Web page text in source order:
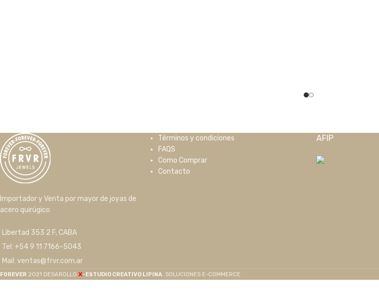
Importador y Venta por mayor de joyas de
acero quirúgico
Libertad 353 2 F, CABA
Tel: +54 9 11 7166-5043
Mail: ventas@frvr.com.ar
Términos y condiciones
FAQS
Como Comprar
Contacto
AFIP
F0REVER 2021 DESAROLLO X-ESTUDIO CREATIVO LIPINA . SOLUCIONES E-COMMERCE